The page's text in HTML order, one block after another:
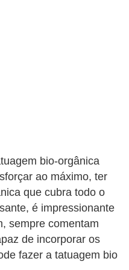
bio-orgânica
ao máximo, ter
que cubra todo o
é impressionante
sempre comentam
de incorporar os
fazer a tatuagem bio